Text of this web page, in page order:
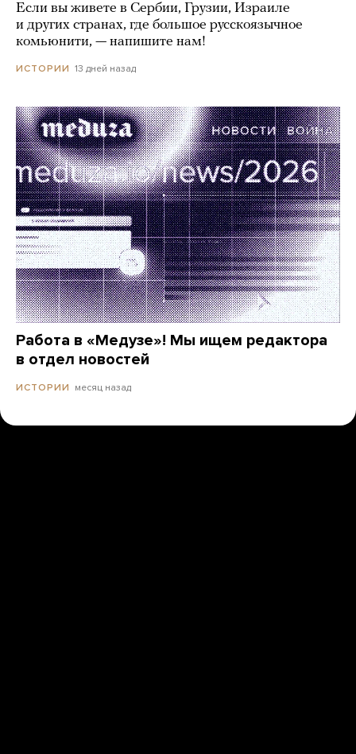
Если вы живете в Сербии, Грузии, Израиле
и других странах, где большое русскоязычное
комьюнити, — напишите нам!
ИСТОРИИ 13 дней назад
Работа в «Медузе»! Мы ищем редактора
в отдел новостей
ИСТОРИИ месяц назад